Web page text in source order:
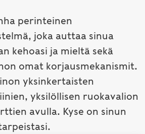
perinteinen
joka auttaa sinua
kehoasi ja mieltä sekä
omat korjausmekanismit.
yksinkertaisten
yksilöllisen ruokavalion
avulla. Kyse on sinun